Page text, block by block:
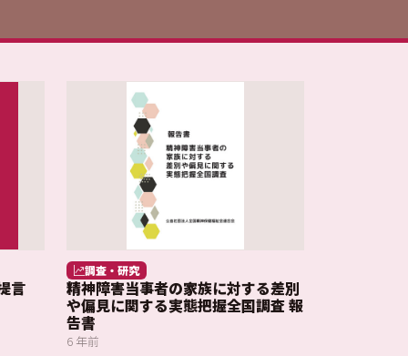
言
調査・研究
精神障害当事者の家族に対する差別
や偏見に関する実態把握全国調査 報
告書
6 年前